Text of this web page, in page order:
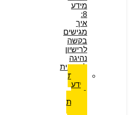
מידע
8:
איך
מגישים
בקשה
לרישיון
נהיגה
למשאית
כתבת
מידע
בדיקת